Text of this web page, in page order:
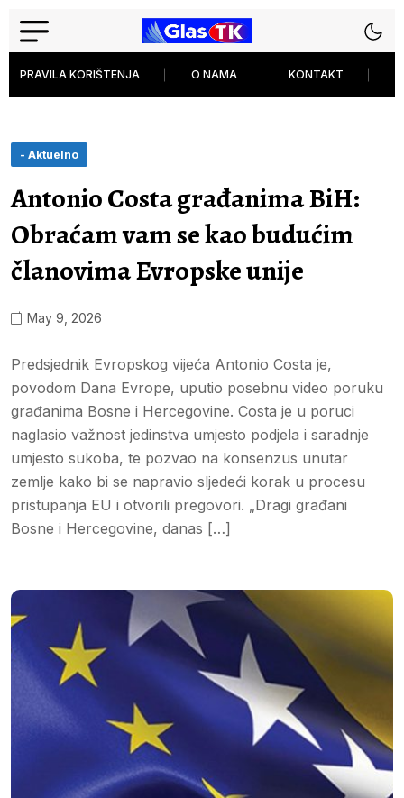
PRAVILA KORIŠTENJA O NAMA KONTAKT
- Aktuelno
Antonio Costa građanima BiH:
Obraćam vam se kao budućim
članovima Evropske unije
May 9, 2026
Predsjednik Evropskog vijeća Antonio Costa je,
povodom Dana Evrope, uputio posebnu video poruku
građanima Bosne i Hercegovine. Costa je u poruci
naglasio važnost jedinstva umjesto podjela i saradnje
umjesto sukoba, te pozvao na konsenzus unutar
zemlje kako bi se napravio sljedeći korak u procesu
pristupanja EU i otvorili pregovori. „Dragi građani
Bosne i Hercegovine, danas […]